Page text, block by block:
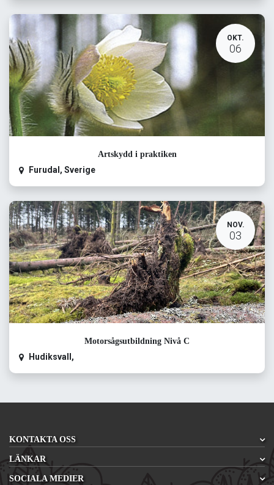
OKT.
06
Artskydd i praktiken
Furudal , Sverige
NOV.
03
Motorsågsutbildning Nivå C
Hudiksvall ,
KONTAKTA OSS
LÄNKAR
SOCIALA MEDIER